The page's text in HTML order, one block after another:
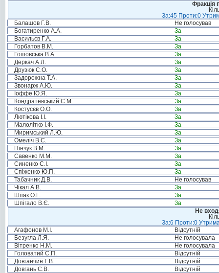
Фракція
За:45 Проти:0
Балашов Г.В.
Не голосував
Богатиренко А.А.
За
Васильєв Г.А.
За
Горбатов В.М.
За
Гошовська В.А.
За
Деркач А.Л.
За
Друзюк С.О.
За
Задорожна Т.А.
За
Звонарж А.Ю.
За
Іоффе Ю.Я.
За
Кондратевський С.М.
За
Костусєв О.О.
За
Лютікова І.І.
За
Малолітко І.Ф.
За
Миримський Л.Ю.
За
Омеліч В.С.
За
Пінчук В.М.
За
Савенко М.М.
За
Синенко С.І.
За
Спіженко Ю.П.
За
Табачник Д.В.
Не голосував
Чікал А.В.
За
Шпак О.Г.
За
Шпігало В.Є.
За
Не
За:6 Проти:0
Агафонов М.І.
Відсутній
Безугла Л.Я.
Не голосувала
Вітренко Н.М.
Не голосувала
Головатий С.П.
Відсутній
Довганчин Г.В.
Відсутній
Довгань С.В.
Відсутній